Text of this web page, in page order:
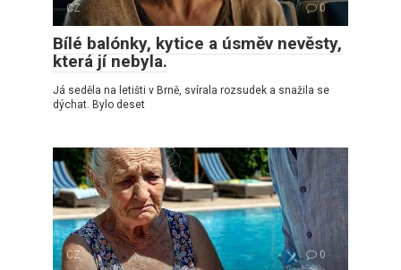
CZ 0
Bílé balónky, kytice a úsměv nevěsty,
která jí nebyla.
Já seděla na letišti v Brně, svírala rozsudek a snažila se
dýchat. Bylo deset
CZ 0